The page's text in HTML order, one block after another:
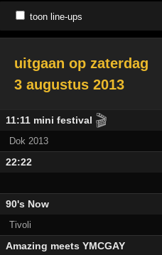
toon line-ups
uitgaan op zaterdag
3 augustus 2013
11:11 mini festival 🎬
Dok 2013
22:22
90's Now
Tivoli
Amazing meets YMCGAY